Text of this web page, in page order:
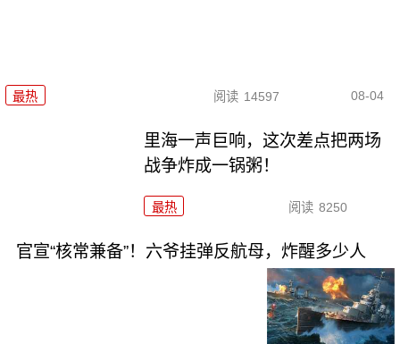
最热 阅读 14597 08-04
里海一声巨响，这次差点把两场
战争炸成一锅粥！
最热 阅读 8250
官宣“核常兼备”！六爷挂弹反航母，炸醒多少人